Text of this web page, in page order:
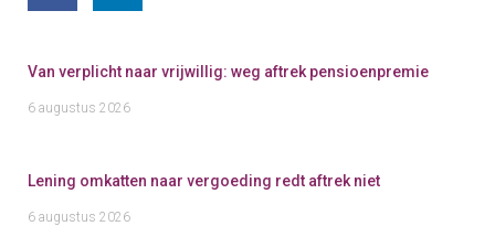
Van verplicht naar vrijwillig: weg aftrek pensioenpremie
6 augustus 2026
Lening omkatten naar vergoeding redt aftrek niet
6 augustus 2026